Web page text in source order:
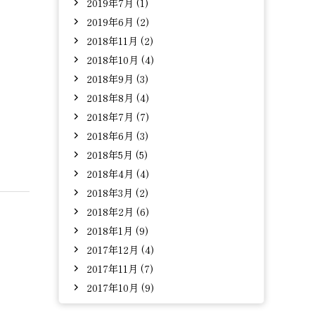
2019年6月 (2)
2018年11月 (2)
2018年10月 (4)
2018年9月 (3)
2018年8月 (4)
2018年7月 (7)
2018年6月 (3)
2018年5月 (5)
2018年4月 (4)
2018年3月 (2)
2018年2月 (6)
2018年1月 (9)
2017年12月 (4)
2017年11月 (7)
2017年10月 (9)